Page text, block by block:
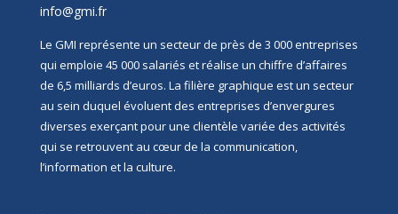
info@gmi.fr
Le GMI représente un secteur de près de 3 000 entreprises
qui emploie 45 000 salariés et réalise un chiffre d’affaires
de 6,5 milliards d’euros. La filière graphique est un secteur
au sein duquel évoluent des entreprises d’envergures
diverses exerçant pour une clientèle variée des activités
qui se retrouvent au cœur de la communication,
l’information et la culture.